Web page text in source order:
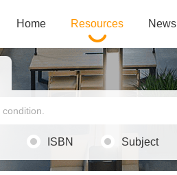
Home Resources News
ISBN Subject